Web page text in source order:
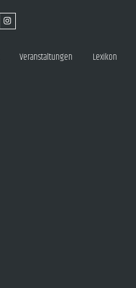
Veranstaltungen Lexikon